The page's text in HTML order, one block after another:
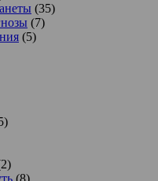
(35)
(7)
(5)
(8)